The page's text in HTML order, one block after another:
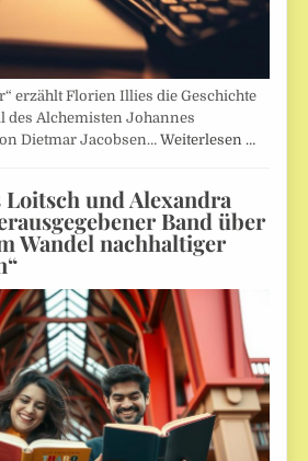
erzählt Florien Illies die Geschichte
des Alchemisten Johannes
Dietmar Jacobsen…Weiterlesen …
Loitsch und Alexandra
Band über
Wandel nachhaltiger